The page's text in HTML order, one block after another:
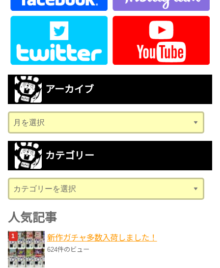
アーカイブ
ー
カ
ブ
カテゴリー
テ
ゴ
リ
ー
人気記事
新作ガチャ多数入荷しました！
624件のビュー